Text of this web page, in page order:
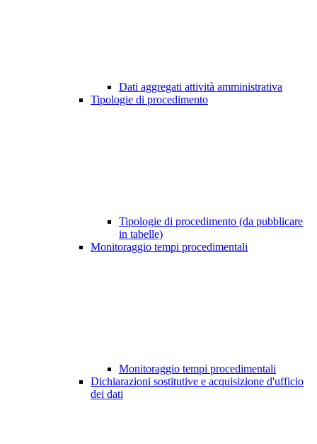
Dati aggregati attività amministrativa
Tipologie di procedimento
Tipologie di procedimento (da pubblicare
in tabelle)
Monitoraggio tempi procedimentali
Monitoraggio tempi procedimentali
Dichiarazioni sostitutive e acquisizione d'ufficio
dei dati